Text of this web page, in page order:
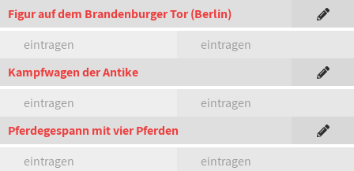
Figur auf dem Brandenburger Tor (Berlin)
eintragen
eintragen
Kampfwagen der Antike
eintragen
eintragen
Pferdegespann mit vier Pferden
eintragen
eintragen